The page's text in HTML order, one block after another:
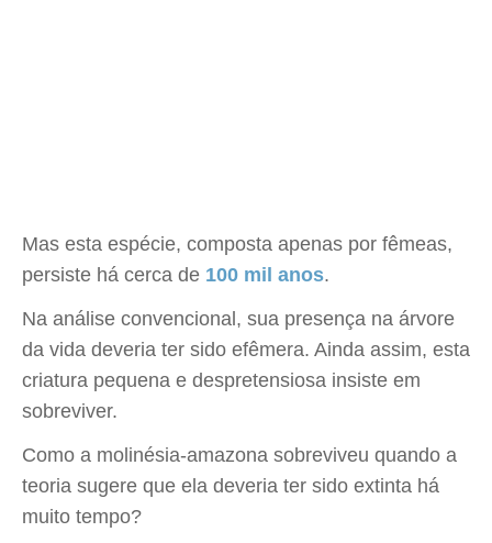
Mas esta espécie, composta apenas por fêmeas,
persiste há cerca de 100 mil anos.
Na análise convencional, sua presença na árvore
da vida deveria ter sido efêmera. Ainda assim, esta
criatura pequena e despretensiosa insiste em
sobreviver.
Como a molinésia-amazona sobreviveu quando a
teoria sugere que ela deveria ter sido extinta há
muito tempo?